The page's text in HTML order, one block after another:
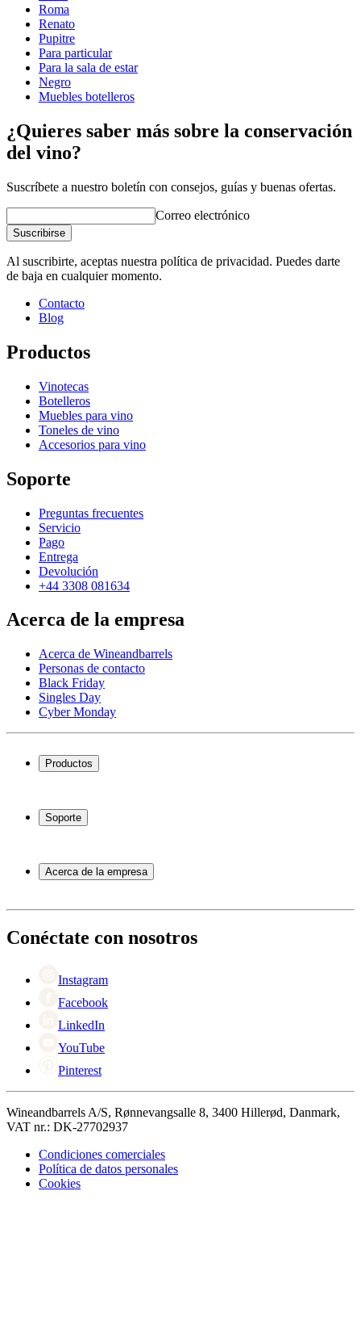
Roma
Renato
Pupitre
Para particular
Para la sala de estar
Negro
Muebles botelleros
¿Quieres saber más sobre la conservación
del vino?
Suscríbete a nuestro boletín con consejos, guías y buenas ofertas.
Correo electrónico
Suscribirse
Al suscribirte, aceptas nuestra política de privacidad. Puedes darte
de baja en cualquier momento.
Contacto
Blog
Productos
Vinotecas
Botelleros
Muebles para vino
Toneles de vino
Accesorios para vino
Soporte
Preguntas frecuentes
Servicio
Pago
Entrega
Devolución
+44 3308 081634
Acerca de la empresa
Acerca de Wineandbarrels
Personas de contacto
Black Friday
Singles Day
Cyber Monday
Productos
Botelleros
Muebles para vino
Soporte
Servicio
Pago
Devolución
Acerca de la empresa
Black Friday
Singles Day
Conéctate con nosotros
Instagram
Facebook
LinkedIn
YouTube
Pinterest
Wineandbarrels A/S, Rønnevangsalle 8, 3400 Hillerød, Danmark,
VAT nr.: DK-27702937
Condiciones comerciales
Política de datos personales
Cookies